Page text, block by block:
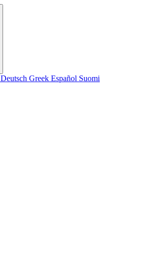
Deutsch Greek Español Suomi